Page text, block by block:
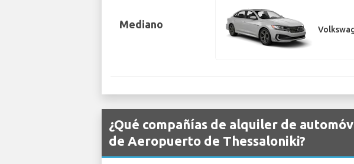
Mediano
¿Qué compañías de alquiler de
de Aeropuerto de Thessaloniki?